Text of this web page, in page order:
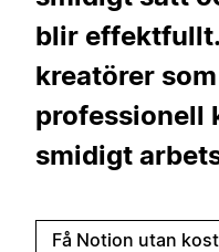
blir
kreatörer
professionell
smidigt
Få Notion utan